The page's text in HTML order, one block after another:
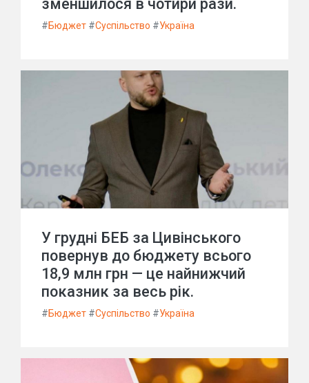
зменшилося в чотири рази.
#Бюджет #Суспільство #Україна
У грудні БЕБ за Цивінського
повернув до бюджету всього
18,9 млн грн — це найнижчий
показник за весь рік.
#Бюджет #Суспільство #Україна